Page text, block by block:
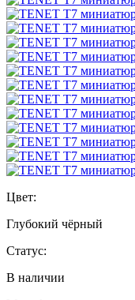
Цвет:
Глубокий чёрный
Статус:
В наличии